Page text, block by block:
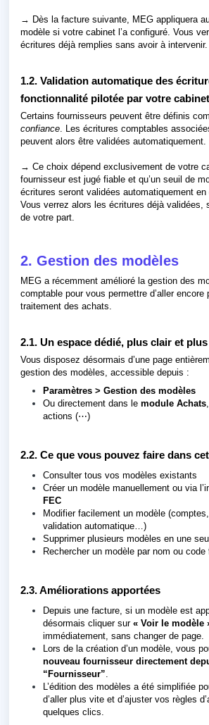
→ Dès la facture suivante, MEG appliquera
modèle si votre cabinet l’a configuré. Vous
écritures déjà remplies sans avoir à intervenir.
1.2. Validation automatique des
fonctionnalité pilotée par votre cabinet
Certains fournisseurs peuvent être définis
confiance. Les écritures comptables
peuvent alors être validées automatiquement.
→ Ce choix dépend exclusivement de votre
fournisseur est jugé fiable et qu’un seuil de
écritures seront validées automatiquement
Vous verrez alors les écritures déjà validées,
de votre part.
2. Gestion des modèles
MEG a récemment amélioré la gestion des
comptable pour vous permettre d’aller
traitement des achats.
2.1. Un espace dédié, plus clair et
Vous disposez désormais d’une page
gestion des modèles, accessible depuis :
Paramètres > Gestion des modèles
Ou directement dans le module Achats
actions (⋯)
2.2. Ce que vous pouvez faire dans
Consulter tous vos modèles existants
Créer un modèle manuellement ou via
FEC
Modifier facilement un modèle
validation automatique…)
Supprimer plusieurs modèles en une
Rechercher un modèle par nom ou code
2.3. Améliorations apportées
Depuis une facture, si un modèle est
désormais cliquer sur « Voir le modèle
immédiatement, sans changer de page.
Lors de la création d’un modèle, vous
nouveau fournisseur directement
“Fournisseur”.
L’édition des modèles a été simplifiée
d’aller plus vite et d’ajuster vos règles
quelques clics.